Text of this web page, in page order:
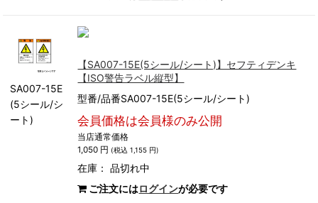
SA007-15E
(5シール/シ
ート)
【SA007-15E(5シール/シート)】セフティデンキ
【ISO警告ラベル縦型】
型番/品番SA007-15E(5シール/シート)
会員価格は会員様のみ公開
当店通常価格
1,050 円 (税込 1,155 円)
在庫：品切れ中
ご注文にはログインが必要です